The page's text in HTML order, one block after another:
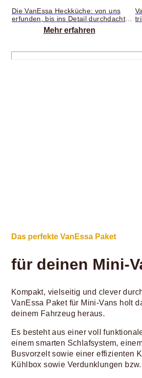
Die VanEssa Heckküche: von uns
erfunden, bis ins Detail durchdacht
und erprobt – praktisch und
zuverlässig für unterwegs.
Campingbedürfnisse:
Mehr erfahren
Das perfekte VanEssa Paket
für deinen Mini-
Kompakt, vielseitig und clever
VanEssa Paket für Mini-Vans holt
deinem Fahrzeug heraus.
Es besteht aus einer voll
einem smarten Schlafsystem,
Busvorzelt sowie einer effizienten
Kühlbox sowie Verdunklungen